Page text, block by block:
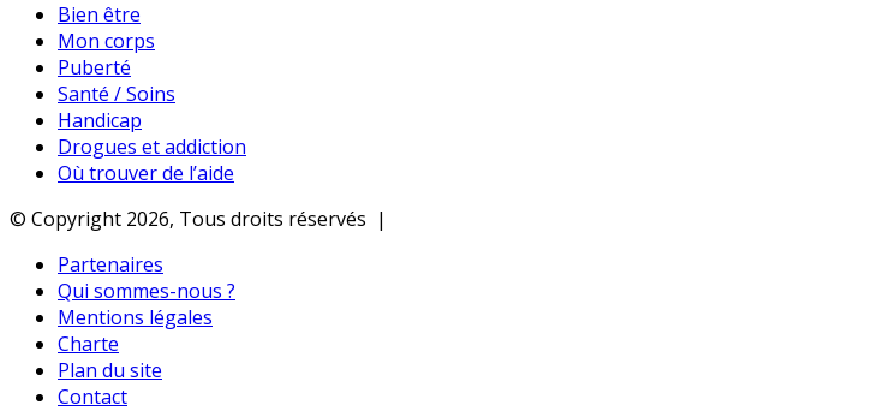
Bien être
Mon corps
Puberté
Santé / Soins
Handicap
Drogues et addiction
Où trouver de l’aide
© Copyright 2026, Tous droits réservés |
Partenaires
Qui sommes-nous ?
Mentions légales
Charte
Plan du site
Contact